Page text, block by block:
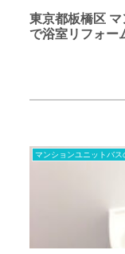
東京都板橋区
で浴室リフォー
マンションユニットバス